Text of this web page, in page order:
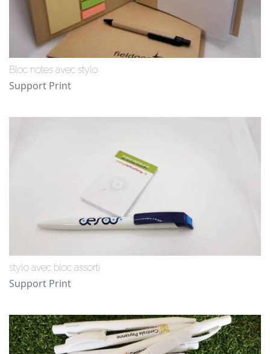
Bloc notes avec stylo
Support Print
stylo avec bloc assorti
Support Print